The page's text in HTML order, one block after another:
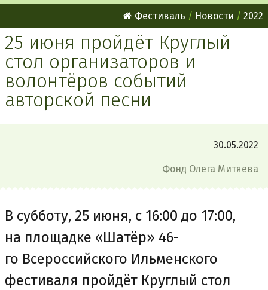
Фестиваль Новости 2022
25 июня пройдёт Круглый
стол организаторов и
волонтёров событий
авторской песни
30.05.2022
Фонд Олега Митяева
В субботу, 25 июня, c 16:00 до 17:00,
на площадке «Шатёр» 46-
го Всероссийского Ильменского
фестиваля пройдёт Круглый стол